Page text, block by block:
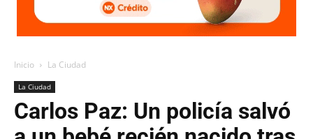
Inicio La Ciudad
La Ciudad
Carlos Paz: Un policía salvó